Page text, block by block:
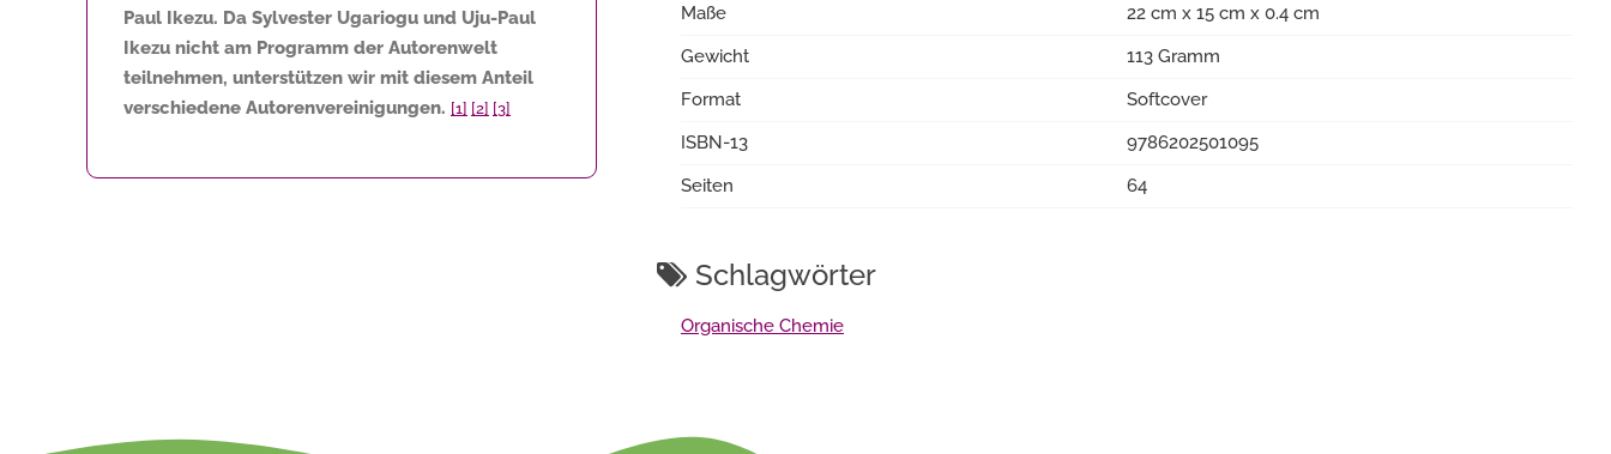
Paul Ikezu. Da Sylvester Ugariogu und Uju-Paul
Ikezu nicht am Programm der Autorenwelt
teilnehmen, unterstützen wir mit diesem Anteil
verschiedene Autorenvereinigungen. [1] [2] [3]
Maße
22 cm x 15 cm x 0.4 cm
Gewicht
113 Gramm
Format
Softcover
ISBN-13
9786202501095
Seiten
64
Schlagwörter
Organische Chemie